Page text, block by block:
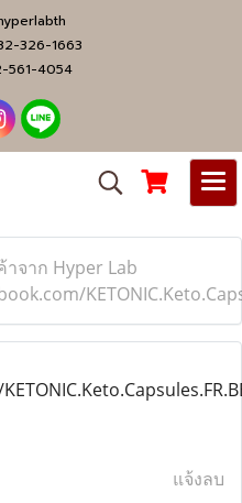
326-1663
561-4054
จาก Hyper Lab
แจ้งลบ